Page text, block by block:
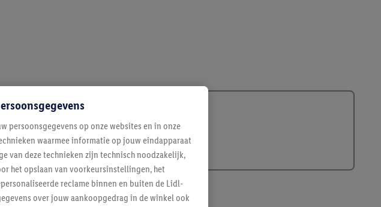
persoonsgegevens op onze websites en in onze
waarmee informatie op jouw eindapparaat
van deze technieken zijn technisch noodzakelijk,
het opslaan van voorkeursinstellingen, het
reclame binnen en buiten de Lidl-
over jouw aankoopgedrag in de winkel ook